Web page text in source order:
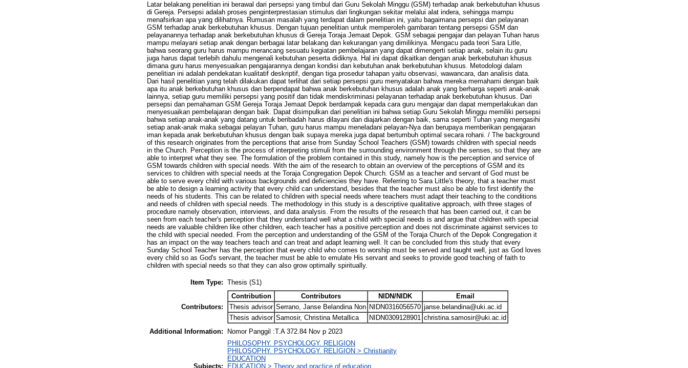
Latar belakang penelitian ini berawal dari persepsi yang timbul dari Guru Sekolah Minggu (GSM) terhadap anak berkebutuhan khusus
di Gereja. Persepsi adalah proses penginterprestasian stimulus dari lingkungan sekitar melalui alat indera, sehingga mampu
menafsirkan apa yang dilihatnya. Rumusan masalah yang terdapat dalam penelitian ini, yaitu bagaimana persepsi dan pelayanan
GSM terhadap anak berkebutuhan khusus. Dengan tujuan penelitian untuk memperoleh gambaran tentang persepsi GSM dan
pelayanannya terhadap anak berkebutuhan khusus di Gereja Toraja Jemaat Depok. GSM sebagai pengajar dan pelayan Tuhan harus
mampu melayani setiap anak dengan berbagai latar belakang dan kekurangan yang dimilikinya. Mengacu pada teori Sara Litle,
bahwa seorang guru harus mampu merancang sesuatu kegiatan pembelajaran yang dapat dimengerti setiap anak, selain itu guru
juga harus dapat terlebih dahulu mengenali kebutuhan peserta didiknya. Hal ini dapat dikaitkan dengan anak berkebutuhan khusus
dimana guru harus menyesuaikan pengajarannya dengan kondisi dan kebutuhan anak berkebutuhan khusus. Metodologi dalam
penelitian ini adalah pendekatan kualitatif deskriptif, dengan tiga prosedur tahapan yaitu observasi, wawancara, dan analisis data.
Dari hasil penelitian yang telah dilakukan dapat terlihat dari setiap persepsi guru menyatakan bahwa mereka memahami dengan baik
apa itu anak berkebutuhan khusus dan berpendapat bahwa anak berkebutuhan khusus adalah anak yang berharga seperti anak-anak
lainnya, setiap guru memiliki persepsi yang positif dan tidak mendiskriminasi pelayanan terhadap anak berkebutuhan khusus. Dari
persepsi dan pemahaman GSM Gereja Toraja Jemaat Depok berdampak kepada cara guru mengajar dan dapat memperlakukan dan
menyesuaikan pembelajaran dengan baik. Dapat disimpulkan dari penelitian ini bahwa setiap Guru Sekolah Minggu memiliki persepsi
bahwa setiap anak-anak yang datang untuk beribadah harus dilayani dan diajarkan dengan baik, sama seperti Tuhan yang mengasihi
setiap anak-anak maka sebagai pelayan Tuhan, guru harus mampu meneladani pelayan-Nya dan berupaya memberikan pengajaran
iman kepada anak berkebutuhan khusus dengan baik supaya mereka juga dapat bertumbuh optimal secara rohani. / The background
of this research originates from the perceptions that arise from Sunday School Teachers (GSM) towards children with special needs
in the Church. Perception is the process of interpreting stimuli from the surrounding environment through the senses, so that they are
able to interpret what they see. The formulation of the problem contained in this study, namely how is the perception and service of
GSM towards children with special needs. With the aim of the research to obtain an overview of the perceptions of GSM and its
services to children with special needs at the Toraja Congregation Depok Church. GSM as a teacher and servant of God must be
able to serve every child with various backgrounds and deficiencies they have. Referring to Sara Little's theory, that a teacher must
be able to design a learning activity that every child can understand, besides that the teacher must also be able to first identify the
needs of his students. This can be related to children with special needs where teachers must adapt their teaching to the conditions
and needs of children with special needs. The methodology in this study is a descriptive qualitative approach, with three stages of
procedure namely observation, interviews, and data analysis. From the results of the research that has been carried out, it can be
seen from each teacher's perception that they understand well what a child with special needs is and argue that children with special
needs are valuable children like other children, each teacher has a positive perception and does not discriminate against services to
the child with special needed. From the perception and understanding of the GSM of the Toraja Church of the Depok Congregation it
has an impact on the way teachers teach and can treat and adapt learning well. It can be concluded from this study that every
Sunday School Teacher has the perception that every child who comes to worship must be served and taught well, just as God loves
every child so as God's servant, the teacher must be able to emulate His servant and seeks to provide good teaching of faith to
children with special needs so that they can also grow optimally spiritually.
Item Type: Thesis (S1)
Contributors:
Contribution Contributors NIDN/NIDK
Email
Thesis advisor Serrano, Janse Belandina Non NIDN0316056570 janse.belandina@uki.ac.id
Thesis advisor Samosir, Christina Metallica NIDN0309128901 christina.samosir@uki.ac.id
Additional Information:
Nomor Panggil :T.A 372.84 Nov p 2023
Subjects:
PHILOSOPHY. PSYCHOLOGY. RELIGION
PHILOSOPHY. PSYCHOLOGY. RELIGION > Christianity
EDUCATION
EDUCATION > Theory and practice of education